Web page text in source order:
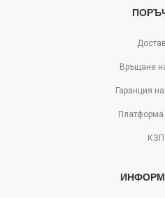
Връщане
Гаранция
КЗП